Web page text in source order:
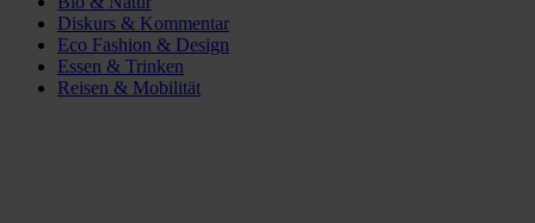
Diskurs & Kommentar
Eco Fashion & Design
Essen & Trinken
Reisen & Mobilität